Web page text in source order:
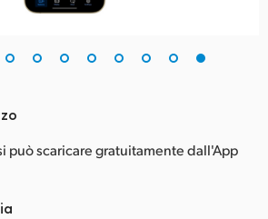
può scaricare gratuitamente dall'App